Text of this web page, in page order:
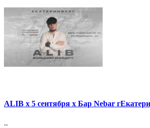
ALIB х 5 сентября х Бар Nebar
..